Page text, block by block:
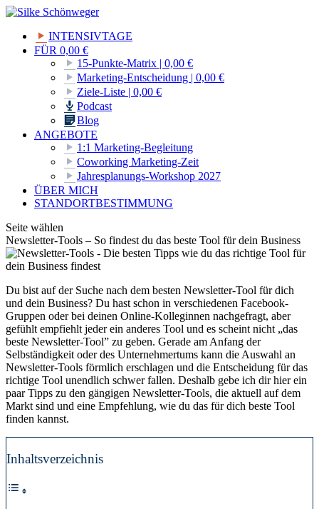
INTENSIVTAGE
FÜR 0,00 €
15-Punkte-Matrix | 0,00 €
Marketing-Entscheidung | 0,00 €
Ziele-Liste | 0,00 €
Podcast
Blog
ANGEBOTE
1:1 Marketing-Begleitung
Coworking Marketing-Zeit
Jahresplanungs-Workshop 2027
ÜBER MICH
STANDORTBESTIMMUNG
Seite wählen
Newsletter-Tools – So findest du das beste Tool für dein Business
Du bist auf der Suche nach dem besten Newsletter-Tool für dich
und dein Business? Du hast schon in verschiedenen Facebook-
Gruppen oder bei deinen Online-Kolleginnen nachgefragt, aber
gefühlt empfiehlt jeder ein anderes Tool und es scheint nicht „das
beste Newsletter-Tool” zu geben. Gerade am Anfang der
Selbständigkeit oder des Unternehmertums kann die Auswahl an
Newsletter-Tools förmlich erschlagen und die Entscheidung für das
richtige Tool unendlich schwer fallen. Deshalb gebe ich dir hier ein
paar Tipps zu den gängigen Newsletter-Tools, die aktuell auf dem
Markt sind und eine Empfehlung, wie du das für dich beste Tool
finden kannst.
Inhaltsverzeichnis